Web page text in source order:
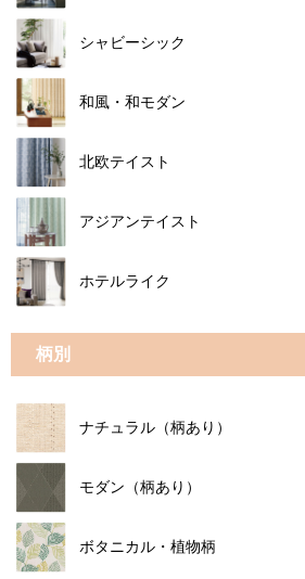
シャビーシック
和風・和モダン
北欧テイスト
アジアンテイスト
ホテルライク
柄別
ナチュラル（柄あり）
モダン（柄あり）
ボタニカル・植物柄